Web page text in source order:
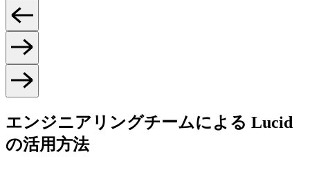
エンジニアリングチームによる Lucid
の活用方法